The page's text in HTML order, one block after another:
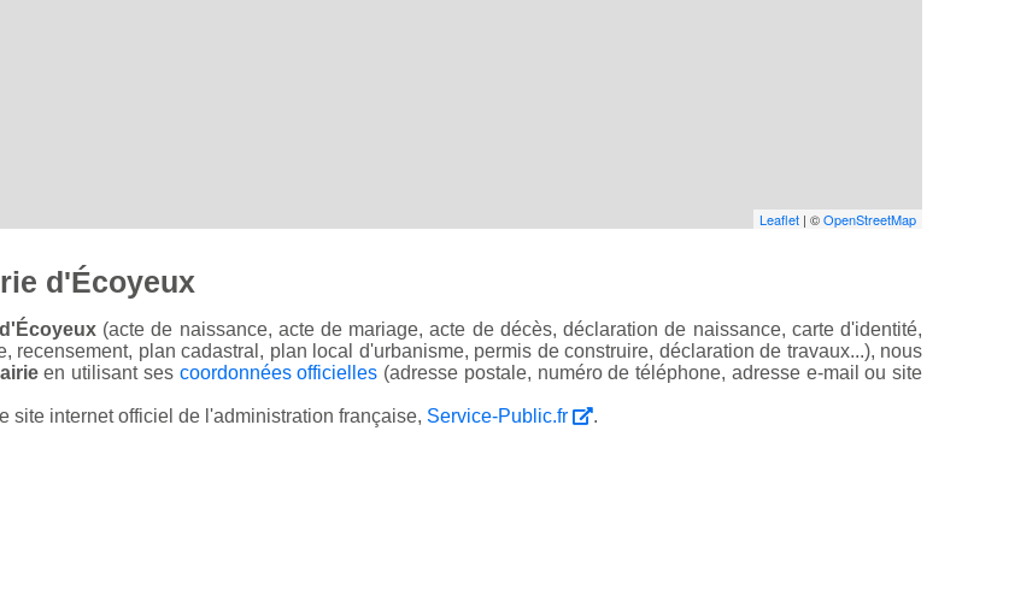
Leaflet | ©OpenStreetMap
d'Écoyeux
(acte de naissance, acte de mariage, acte de décès, déclaration de naissance, carte d'identité,
recensement, plan cadastral, plan local d'urbanisme, permis de construire, déclaration de travaux...), nous
en utilisant ses coordonnées officielles (adresse postale, numéro de téléphone, adresse e-mail ou site
site internet officiel de l'administration française, Service-Public.fr .